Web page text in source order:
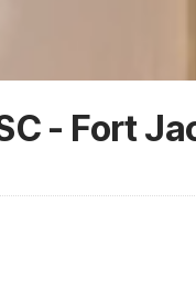
- Fort